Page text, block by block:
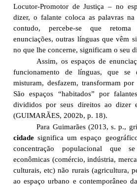
Locutor-Promotor de Justiça – no
dizer, o falante coloca as palavras
contudo, percebe-se que
enunciações, outras línguas que vêm
no que lhe concerne, significam o seu
Assim, os espaços de
funcionamento de línguas, que se
misturam, desfazem, transformam por
São espaços “habitados” por
divididos por seus direitos ao dizer
(GUIMARÃES, 2002b, p. 18).
Para Guimarães (2013, s. p.,
cidadesignifica um espaço
concentração populacional que
econômicas (comércio, indústria,
culturais, etc) não rurais (agricultura,
ao espaço urbano e contemporâneo